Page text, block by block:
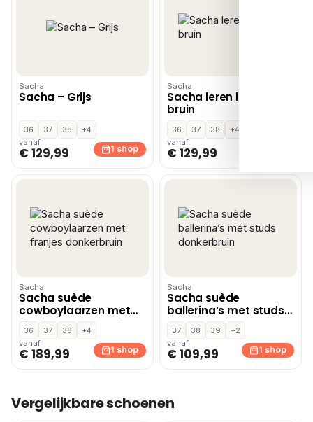
Sacha
Sacha – Grijs
36 37 38
+4
vanaf
€ 129,99 1 shop
Sacha
Sacha leren loafers
bruin
36 37 38
+4
vanaf
€ 129,99
Sacha
Sacha suède
cowboylaarzen met
franjes donkerbruin
36 37 38
+4
vanaf
€ 189,99 1 shop
Sacha
Sacha suède
ballerina’s met studs
donkerbruin
37 38 39
+2
vanaf
€ 109,99 1 shop
Vergelijkbare schoenen